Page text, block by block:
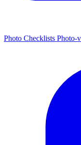
Photo Checklists Photo-